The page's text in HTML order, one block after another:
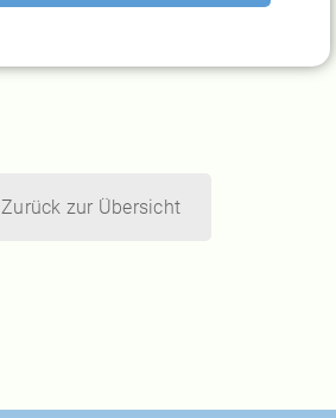
Zurück zur Übersicht